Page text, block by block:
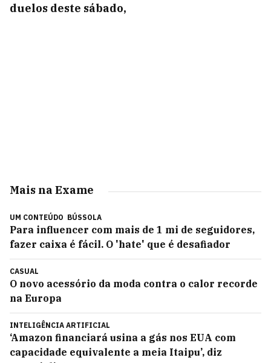
duelos deste sábado,
Mais na Exame
UM CONTEÚDO BÚSSOLA
Para influencer com mais de 1 mi de seguidores,
fazer caixa é fácil. O 'hate' que é desafiador
CASUAL
O novo acessório da moda contra o calor recorde
na Europa
INTELIGÊNCIA ARTIFICIAL
‘Amazon financiará usina a gás nos EUA com
capacidade equivalente a meia Itaipu’, diz